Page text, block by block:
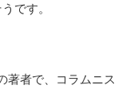
です。
著者で、コラムニス